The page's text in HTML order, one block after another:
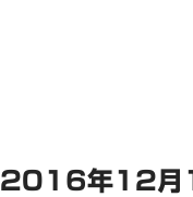
2016年12月